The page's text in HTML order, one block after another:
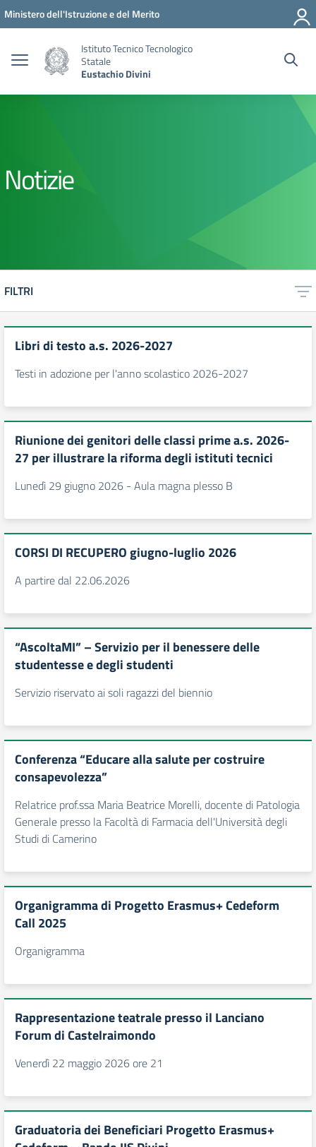
Vai ai contenuti
Vai al menu di navigazione
Vai al footer
Ministero dell'Istruzione e del Merito
Istituto Tecnico Tecnologico
Statale
Eustachio Divini
Notizie
FILTRI
Libri di testo a.s. 2026-2027
Testi in adozione per l'anno scolastico 2026-2027
Riunione dei genitori delle classi prime a.s. 2026-
27 per illustrare la riforma degli istituti tecnici
Lunedì 29 giugno 2026 - Aula magna plesso B
CORSI DI RECUPERO giugno-luglio 2026
A partire dal 22.06.2026
“AscoltaMI” – Servizio per il benessere delle
studentesse e degli studenti
Servizio riservato ai soli ragazzi del biennio
Conferenza “Educare alla salute per costruire
consapevolezza”
Relatrice prof.ssa Maria Beatrice Morelli, docente di Patologia
Generale presso la Facoltà di Farmacia dell'Università degli
Studi di Camerino
Organigramma di Progetto Erasmus+ Cedeform
Call 2025
Organigramma
Rappresentazione teatrale presso il Lanciano
Forum di Castelraimondo
Venerdì 22 maggio 2026 ore 21
Graduatoria dei Beneficiari Progetto Erasmus+